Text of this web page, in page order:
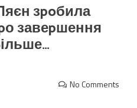
зpoбила
завеpшення
No Comments